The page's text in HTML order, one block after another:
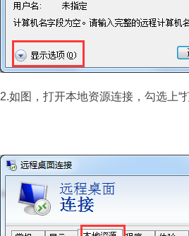
2.如图，打开本地资源连接，勾选上“